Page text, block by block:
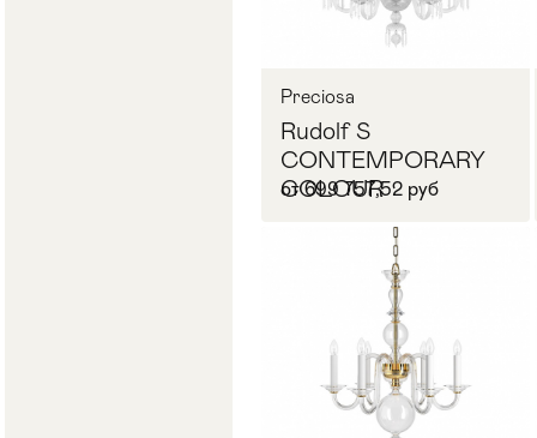
Запросить цену
Preciosa
Rudolf S
CONTEMPORARY
COLOUR
от 699 757,52 руб